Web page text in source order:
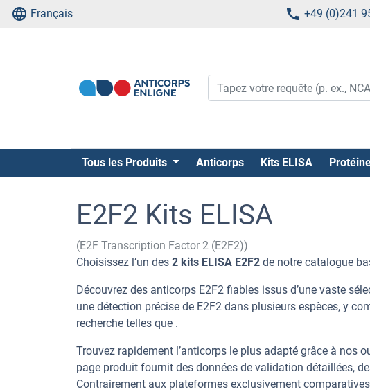
Français +49 (0)241
Tous les Produits Anticorps Kits ELISA
E2F2 Kits ELISA
(E2F Transcription Factor 2 (E2F2))
Choisissez l’un des 2 kits ELISA E2F2 de notre catalogue
Découvrez des anticorps E2F2 fiables issus d’une vaste
une détection précise de E2F2 dans plusieurs espèces, y
recherche telles que .
Trouvez rapidement l’anticorps le plus adapté grâce à nos
page produit fournit des données de validation détaillées,
Contrairement aux plateformes exclusivement